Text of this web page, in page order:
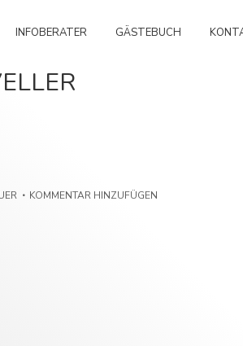
INFOBERATER GÄSTEBUCH
KOMMENTAR HINZUFÜGEN